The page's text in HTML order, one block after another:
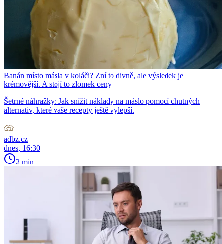
Banán místo másla v koláči? Zní to divně, ale výsledek je
krémovější. A stojí to zlomek ceny
Šetrné náhražky: Jak snížit náklady na máslo pomocí chutných
alternativ, které vaše recepty ještě vylepší.
adbz.cz
dnes, 16:30
2 min